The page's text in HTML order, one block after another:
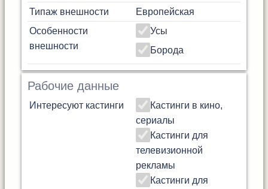
Типаж внешности
Европейская
Особенности
внешности
Усы
Борода
Рабочие данные
Интересуют кастинги
Кастинги в кино,
сериалы
Кастинги для
телевизионной
рекламы
Кастинги для